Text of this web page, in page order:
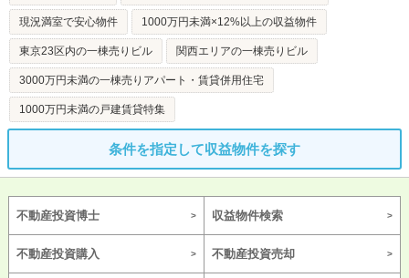
現況満室で安心物件 1000万円未満×12%以上の収益物件
東京23区内の一棟売りビル 関西エリアの一棟売りビル
3000万円未満の一棟売りアパート・賃貸併用住宅
1000万円未満の戸建賃貸特集
条件を指定して収益物件を探す
不動産投資博士 収益物件検索
不動産投資購入 不動産投資売却